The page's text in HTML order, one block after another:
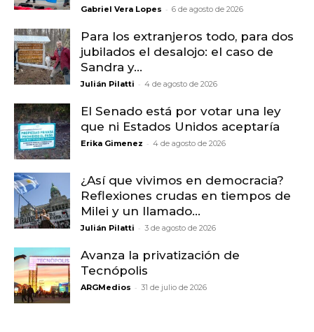
Gabriel Vera Lopes - 6 de agosto de 2026
Para los extranjeros todo, para dos
jubilados el desalojo: el caso de
Sandra y...
Julián Pilatti - 4 de agosto de 2026
El Senado está por votar una ley
que ni Estados Unidos aceptaría
Erika Gimenez - 4 de agosto de 2026
¿Así que vivimos en democracia?
Reflexiones crudas en tiempos de
Milei y un llamado...
Julián Pilatti - 3 de agosto de 2026
Avanza la privatización de
Tecnópolis
ARGMedios - 31 de julio de 2026